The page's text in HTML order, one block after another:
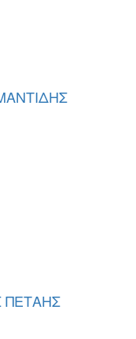
ΠΕΤΑΗΣ